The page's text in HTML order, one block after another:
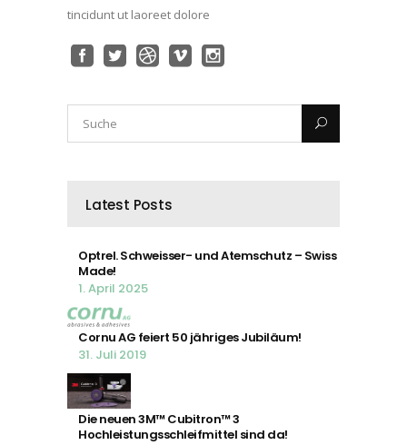
tincidunt ut laoreet dolore
Latest Posts
Optrel. Schweisser- und Atemschutz – Swiss
Made!
1. April 2025
Cornu AG feiert 50 jähriges Jubiläum!
31. Juli 2019
Die neuen 3M™ Cubitron™ 3
Hochleistungsschleifmittel sind da!